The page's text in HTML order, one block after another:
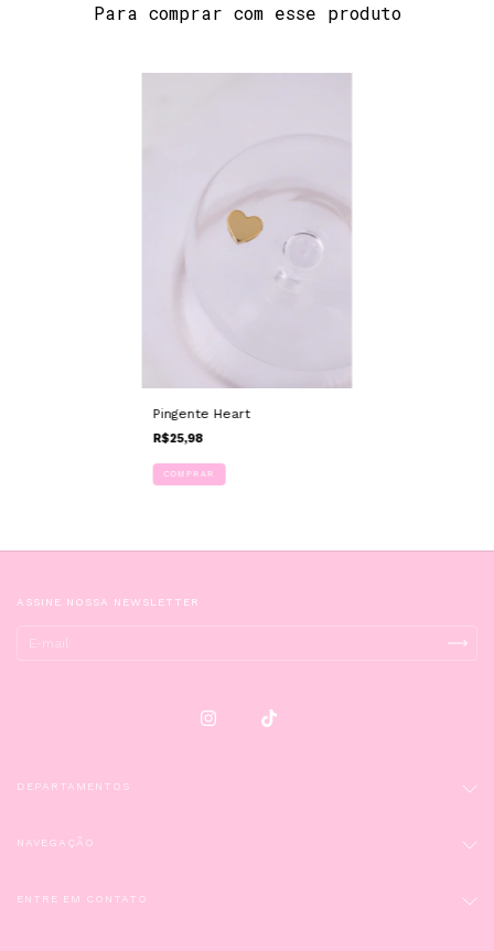
Para comprar com esse produto
Pingente Heart
R$25,98
ASSINE NOSSA NEWSLETTER
DEPARTAMENTOS
NAVEGAÇÃO
ENTRE EM CONTATO